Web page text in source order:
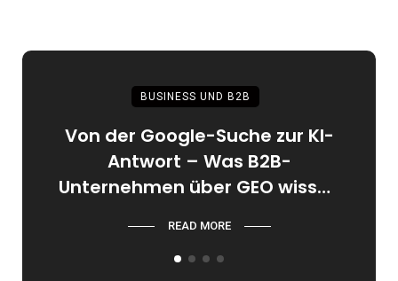
BUSINESS UND B2B
Von der Google-Suche zur KI-
Antwort – Was B2B-
Unternehmen über GEO wissen
READ MORE